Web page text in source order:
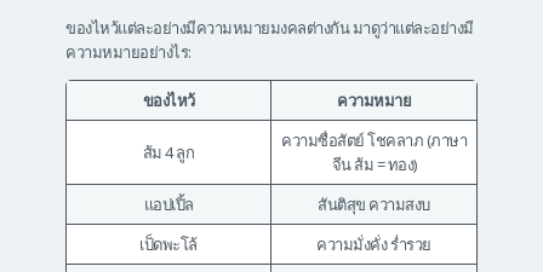
ของไหว้แต่ละอย่างมีความหมายมงคลต่างกัน มาดูว่าแต่ละอย่างมี
ความหมายอย่างไร:
ของไหว้ ความหมาย
ส้ม 4 ลูก
ความซื่อสัตย์ โชคลาภ (ภาษา
จีน ส้ม = ทอง)
แอปเปิ้ล
สันติสุข ความสงบ
เป็ดพะโล้
ความมั่งคั่ง ร่ำรวย